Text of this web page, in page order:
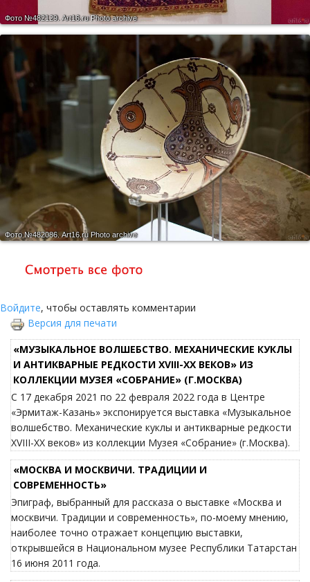
Фото №482129. Art16.ru Photo archive
Фото №482086. Art16.ru Photo archive
Войдите, чтобы оставлять комментарии
Версия для печати
«МУЗЫКАЛЬНОЕ ВОЛШЕБСТВО. МЕХАНИЧЕСКИЕ КУКЛЫ
И АНТИКВАРНЫЕ РЕДКОСТИ XVIII-XX ВЕКОВ» ИЗ
КОЛЛЕКЦИИ МУЗЕЯ «СОБРАНИЕ» (Г.МОСКВА)
С 17 декабря 2021 по 22 февраля 2022 года в Центре
«Эрмитаж-Казань» экспонируется выставка «Музыкальное
волшебство. Механические куклы и антикварные редкости
XVIII-XX веков» из коллекции Музея «Собрание» (г.Москва).
«МОСКВА И МОСКВИЧИ. ТРАДИЦИИ И
СОВРЕМЕННОСТЬ»
Эпиграф, выбранный для рассказа о выставке «Москва и
москвичи. Традиции и современность», по-моему мнению,
наиболее точно отражает концепцию выставки,
открывшейся в Национальном музее Республики Татарстан
16 июня 2011 года.